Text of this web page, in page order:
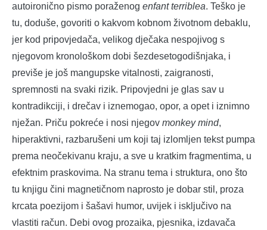
autoironično pismo poraženog enfant terriblea. Teško je
tu, doduše, govoriti o kakvom kobnom životnom debaklu,
jer kod pripovjedača, velikog dječaka nespojivog s
njegovom kronološkom dobi šezdesetogodišnjaka, i
previše je još mangupske vitalnosti, zaigranosti,
spremnosti na svaki rizik. Pripovjedni je glas sav u
kontradikciji, i drečav i iznemogao, opor, a opet i iznimno
nježan. Priču pokreće i nosi njegov monkey mind,
hiperaktivni, razbarušeni um koji taj izlomljen tekst pumpa
prema neočekivanu kraju, a sve u kratkim fragmentima, u
efektnim praskovima. Na stranu tema i struktura, ono što
tu knjigu čini magnetičnom naprosto je dobar stil, proza
krcata poezijom i šašavi humor, uvijek i isključivo na
vlastiti račun. Debi ovog prozaika, pjesnika, izdavača